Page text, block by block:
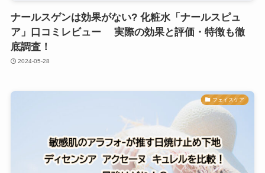
ナールスゲンは効果がない? 化粧水「ナールスピュ
ア」口コミレビュー 実際の効果と評価・特徴も徹
底調査！
2024-05-28
フェイスケア